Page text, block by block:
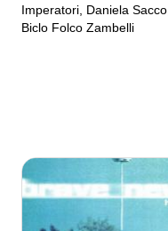
Imperatori, Daniela Sacco,
Biclo Folco Zambelli